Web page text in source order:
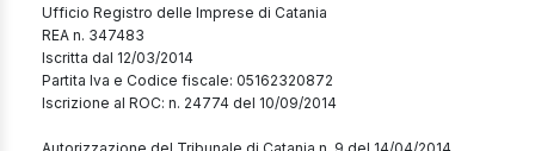
Ufficio Registro delle Imprese di Catania
REA n. 347483
Iscritta dal 12/03/2014
Partita Iva e Codice fiscale: 05162320872
Iscrizione al ROC: n. 24774 del 10/09/2014